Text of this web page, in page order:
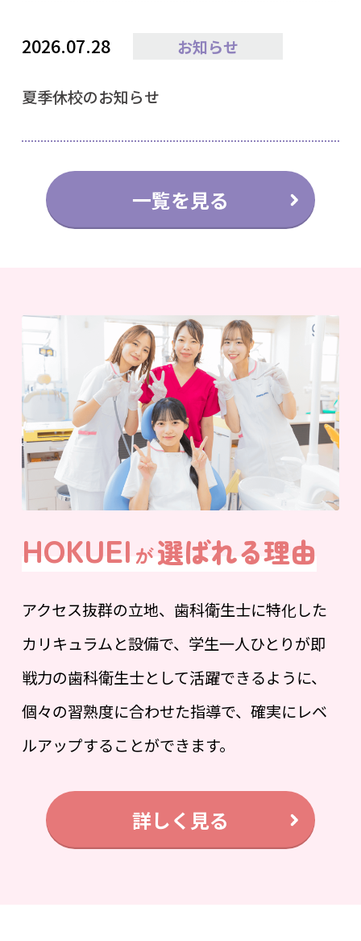
2026.07.28 お知らせ
夏季休校のお知らせ
一覧を見る
HOKUEI が選ばれる理由
アクセス抜群の立地、歯科衛生士に特化した
カリキュラムと設備で、学生一人ひとりが即
戦力の歯科衛生士として活躍できるように、
個々の習熟度に合わせた指導で、確実にレベ
ルアップすることができます。
詳しく見る